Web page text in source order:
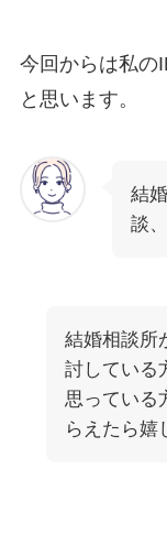
今回からは私の
と思います。
結
談
結婚相談所
討している
思っている
らえたら嬉